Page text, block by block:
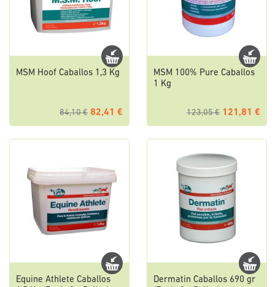
MSM Hoof Caballos 1,3 Kg
84,10 € 82,41 €
MSM 100% Pure Caballos
1 Kg
123,05 € 121,81 €
Equine Athlete Caballos
Dermatin Caballos 690 gr